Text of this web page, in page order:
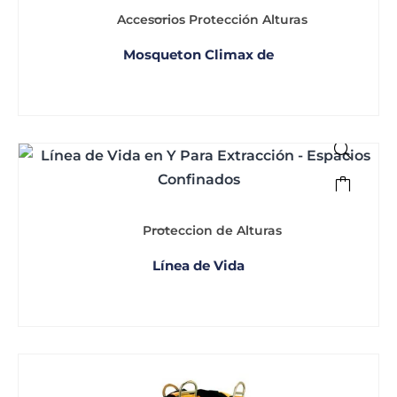
Accesorios Protección Alturas
Mosqueton Climax de
Proteccion de Alturas
Línea de Vida